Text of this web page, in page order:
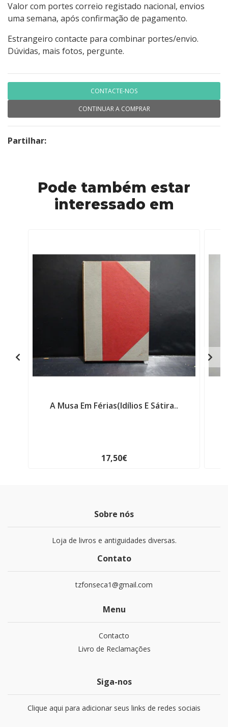
Valor com portes correio registado nacional, envios
uma semana, após confirmação de pagamento.
Estrangeiro contacte para combinar portes/envio.
Dúvidas, mais fotos, pergunte.
CONTACTE-NOS
CONTINUAR A COMPRAR
Partilhar:
Pode também estar
interessado em
A Musa Em Férias(Idílios E Sátira..
17,50€
Sobre nós
Loja de livros e antiguidades diversas.
Contato
tzfonseca1@gmail.com
Menu
Contacto
Livro de Reclamações
Siga-nos
Clique aqui para adicionar seus links de redes sociais